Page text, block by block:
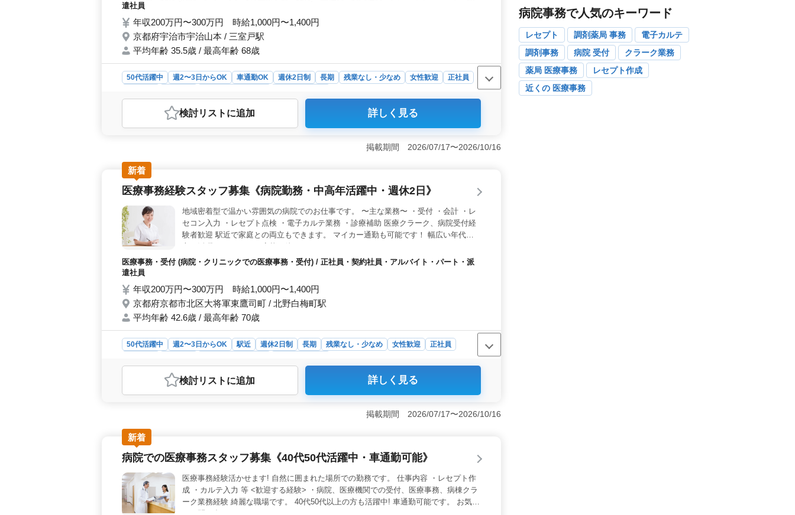
遣社員
年収200万円〜300万円 時給1,000円〜1,400円
京都府宇治市宇治山本 / 三室戸駅
平均年齢 35.5歳 / 最高年齢 68歳
50代活躍中 週2〜3日からOK 車通勤OK 週休2日制 長期 残業なし・少なめ 女性歓迎
正社員
おすすめポイント
＜多様な雇用形態＞ この求人は正社員からパートまで、様々な雇用形態を選べます。週3日か
意されており、無理なく続けられる職場です。 ＜経験者募集＞ 医療事務の経験が活かせる
ど、幅広い業務をお任せします。スキルをフルに発揮できる環境が整っています。 ＜働きや
すい＞ 車通勤が可能で、通勤の利便性が高いです。また、週休2日制で、年末年始などの長期
休暇もしっかりと確保されているため、仕事と私生活のバランスを保ちやすいです。
検討リスト に追加 詳しく見る
掲載期間 2026/07/17〜2026/10/16
新着
医療事務経験スタッフ募集《病院勤務・中高年活躍中・週休2日》
地域密着型で温かい雰囲気の病院でのお仕事です。 〜主な業務〜 ・受付 ・会計 ・レ
セコン入力 ・レセプト点検 ・電子カルテ業務 ・診療補助 医療クラーク、病院受付経
験者歓迎 駅近で家庭との両立もできます。 マイカー通勤も可能です！ 幅広い年代の
医療事務・受付 (病院・クリニックでの医療事務・受付) / 正社員・契約社員・アルバイト・パート・派
遣社員
年収200万円〜300万円 時給1,000円〜1,400円
京都府京都市北区大将軍東鷹司町 / 北野白梅町駅
平均年齢 42.6歳 / 最高年齢 70歳
50代活躍中 週2〜3日からOK 駅近 週休2日制 長期 残業なし・少なめ 女性歓迎
正社員
おすすめポイント
＜職場の雰囲気＞ 京都市北区に位置するこの病院では、働くスタッフ間で温かく支え合う文化
連携して仕事を進める環境です。 ＜勤務時間と休日＞ フルタイムからパートタイムまで幅
ており、年末年始や夏季休暇など、しっかりと休暇を取得できるので、仕事と私生活の両立がし
やすいです。 ＜職場環境＞ 職場は北野白梅町駅から近く、アクセスが便利です。マイカー
通勤も選択でき、通勤のしやすさが魅力です。また、様々な年代の方が活躍中で、中高年のスタ
検討リスト に追加 詳しく見る
掲載期間 2026/07/17〜2026/10/16
新着
病院での医療事務スタッフ募集《40代50代活躍中・車通勤可能》
医療事務経験活かせます! 自然に囲まれた場所での勤務です。 仕事内容 ・レセプト作
成 ・カルテ入力 等 <歓迎する経験> ・病院、医療機関での受付、医療事務、病棟クラ
ーク業務経験 綺麗な職場です。 40代50代以上の方も活躍中! 車通勤可能です。 お気軽
病院事務で人気のキーワード
レセプト 調剤薬局 事務
電子カルテ
調剤事務
病院 受付
クラーク業務
薬局 医療事務
レセプト作成
近くの 医療事務